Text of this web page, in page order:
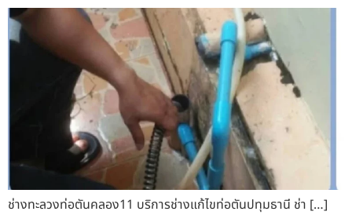
ช่างทะลวงท่อตันคลอง11 บริการช่างแก้ไขท่อตันปทุมธานี ช่า […]